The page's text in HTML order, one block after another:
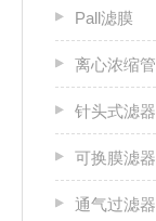
Pall滤膜
离心浓缩管
针头式滤器
可换膜滤器
通气过滤器